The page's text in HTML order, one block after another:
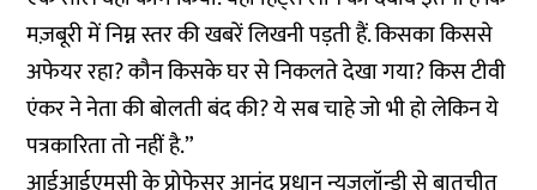
मज़बूरी में निम्न स्तर की खबरें लिखनी पड़ती हैं. किसका किससे
अफेयर रहा? कौन किसके घर से निकलते देखा गया? किस टीवी
एंकर ने नेता की बोलती बंद की? ये सब चाहे जो भी हो लेकिन ये
पत्रकारिता तो नहीं है.”